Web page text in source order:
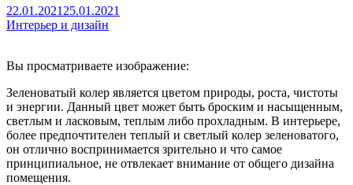
22.01.2021 25.01.2021
Интерьер и дизайн
Вы просматриваете изображение:
Зеленоватый колер является цветом природы, роста, чистоты
и энергии. Данный цвет может быть броским и насыщенным,
светлым и ласковым, теплым либо прохладным. В интерьере,
более предпочтителен теплый и светлый колер зеленоватого,
он отлично воспринимается зрительно и что самое
принципиальное, не отвлекает внимание от общего дизайна
помещения.